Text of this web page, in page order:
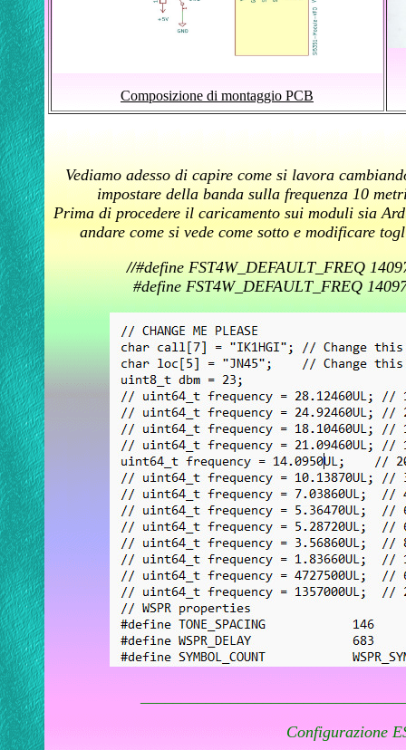
Composizione di montaggio PCB
Vediamo adesso di capire come si lavora
impostare della banda sulla frequenza 10
Prima di procedere il caricamento sui moduli sia
andare come si vede come sotto e modificare
//#define FST4W_DEFAULT_FREQ
#define FST4W_DEFAULT_FREQ
Configurazione